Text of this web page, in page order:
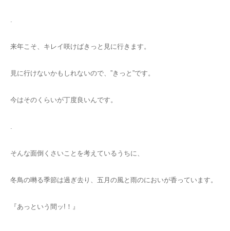
来年こそ、キレイ咲けばきっと見に行きます。
見に行けないかもしれないので、”きっと”です。
今はそのくらいが丁度良いんです。
そんな面倒くさいことを考えているうちに、
冬鳥の囀る季節は過ぎ去り、五月の風と雨のにおいが香っています。
『あっという間ッ!！』